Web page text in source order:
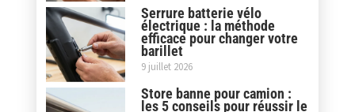
Serrure batterie vélo
électrique : la méthode
efficace pour changer votre
barillet
9 juillet 2026
Store banne pour camion :
les 5 conseils pour réussir le